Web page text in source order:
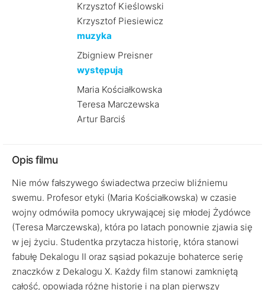
Krzysztof Kieślowski
Krzysztof Piesiewicz
muzyka
Zbigniew Preisner
występują
Maria Kościałkowska
Teresa Marczewska
Artur Barciś
Opis filmu
Nie mów fałszywego świadectwa przeciw bliźniemu
swemu. Profesor etyki (Maria Kościałkowska) w czasie
wojny odmówiła pomocy ukrywającej się młodej Żydówce
(Teresa Marczewska), która po latach ponownie zjawia się
w jej życiu. Studentka przytacza historię, która stanowi
fabułę Dekalogu II oraz sąsiad pokazuje bohaterce serię
znaczków z Dekalogu X. Każdy film stanowi zamkniętą
całość, opowiada różne historie i na plan pierwszy